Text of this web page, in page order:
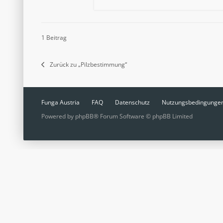
1 Beitrag
Zurück zu „Pilzbestimmung“
Funga Austria FAQ Datenschutz
Powered by phpBB® Forum Software © phpBB Limited